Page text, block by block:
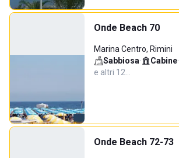
Onde Beach 70
Marina Centro, Rimini
Sabbiosa· Cabine·
e altri 12…
Onde Beach 72-73